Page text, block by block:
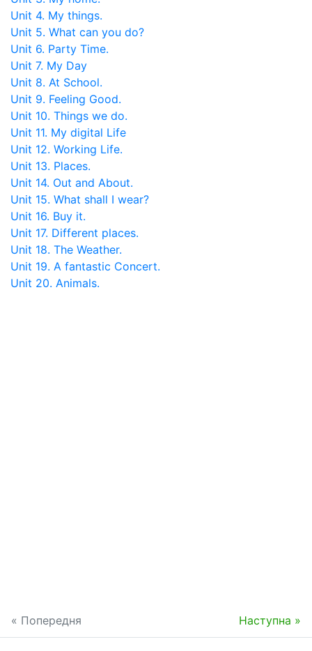
Unit 4. My things.
Unit 5. What can you do?
Unit 6. Party Time.
Unit 7. My Day
Unit 8. At School.
Unit 9. Feeling Good.
Unit 10. Things we do.
Unit 11. My digital Life
Unit 12. Working Life.
Unit 13. Places.
Unit 14. Out and About.
Unit 15. What shall I wear?
Unit 16. Buy it.
Unit 17. Different places.
Unit 18. The Weather.
Unit 19. A fantastic Concert.
Unit 20. Animals.
« Попередня Наступна »